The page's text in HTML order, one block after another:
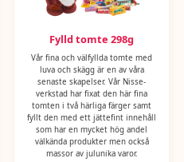
palm), socker, fettreducerat
emulgeringsmedel
kJ, Energi (kcal) 599 kcal, Fett
41g, Varav socker 39g, Protein
och GLUTEN.
Fylld tomte 298g
Vår fina och välfyllda tomte med
luva och skägg är en av våra
senaste skapelser. Vår Nisse-
verkstad har fixat den här fina
tomten i två härliga färger samt
fyllt den med ett jättefint innehåll
som har en mycket hög andel
välkända produkter men också
massor av julunika varor.